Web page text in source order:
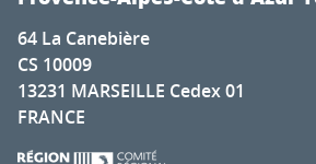
Fête Patronale Notre Dame de
Autour du pointu" exhibition at Port
Exposition : 50 ans de savoir-faire
Provence, terre de lumières -
Guided Tour of the “Mermaids and
Fête de la Saint-Symphorien
64 La Canebière
CS 10009
13231 MARSEILLE Cedex 01
FRANCE